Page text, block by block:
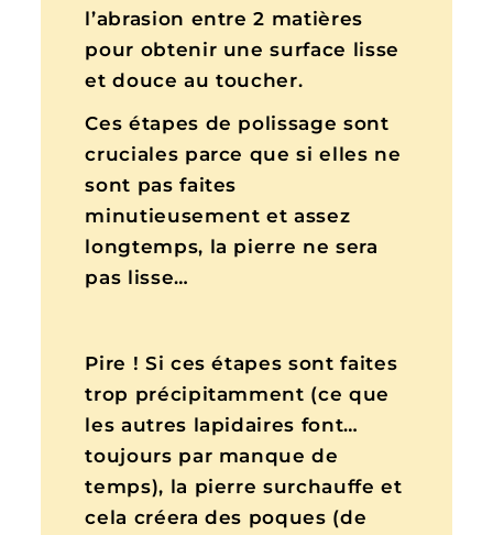
l’abrasion entre 2 matières
pour obtenir une surface lisse
et douce au toucher.
Ces étapes de polissage sont
cruciales parce que si elles ne
sont pas faites
minutieusement et assez
longtemps, la pierre ne sera
pas lisse…
Pire ! Si ces étapes sont faites
trop précipitamment (ce que
les autres lapidaires font…
toujours par manque de
temps), la pierre surchauffe et
cela créera des poques (de